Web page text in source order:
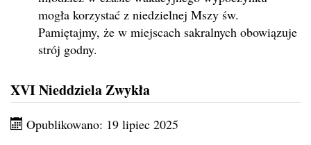
mogła korzystać z niedzielnej Mszy św.
Pamiętajmy, że w miejscach sakralnych obowiązuje
strój godny.
XVI Nieddziela Zwykła
Opublikowano: 19 lipiec 2025